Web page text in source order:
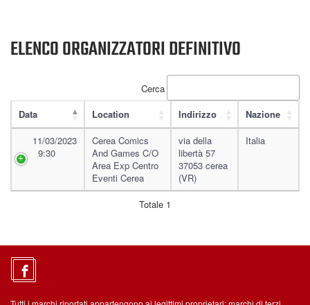
ELENCO ORGANIZZATORI DEFINITIVO
Cerca
Data
Location Indirizzo
Nazione
11/03/2023
9:30
Cerea Comics
And Games C/o
Area Exp Centro
Eventi Cerea
via della
libertà 57
37053 cerea
(VR)
Italia
Totale 1